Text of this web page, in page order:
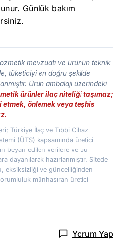
Günlük bakım
mevzuatı ve ürünün teknik
tüketiciyi en doğru şekilde
Ürün ambalajı üzerindeki
ürünler ilaç niteliği taşımaz;
etmek, önlemek veya teşhis
Türkiye İlaç ve Tıbbi Cihaz
(ÜTS) kapsamında üretici
beyan edilen verilere ve bu
dayanılarak hazırlanmıştır. Sitede
eksiksizliği ve güncelliğinden
münhasıran üretici
Yorum Yap